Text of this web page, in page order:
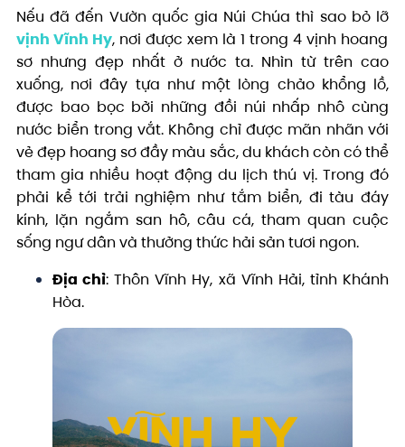
Nếu đã đến Vườn quốc gia Núi Chúa thì sao bỏ lỡ
vịnh Vĩnh Hy, nơi được xem là 1 trong 4 vịnh hoang
sơ nhưng đẹp nhất ở nước ta. Nhìn từ trên cao
xuống, nơi đây tựa như một lòng chảo khổng lồ,
được bao bọc bởi những đồi núi nhấp nhô cùng
nước biển trong vắt. Không chỉ được mãn nhãn với
vẻ đẹp hoang sơ đầy màu sắc, du khách còn có thể
tham gia nhiều hoạt động du lịch thú vị. Trong đó
phải kể tới trải nghiệm như tắm biển, đi tàu đáy
kính, lặn ngắm san hô, câu cá, tham quan cuộc
sống ngư dân và thưởng thức hải sản tươi ngon.
Địa chỉ: Thôn Vĩnh Hy, xã Vĩnh Hải, tỉnh Khánh
Hòa.